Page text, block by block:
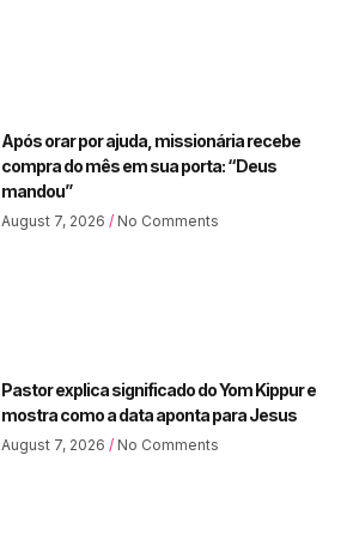
Após orar por ajuda, missionária recebe
compra do mês em sua porta: “Deus
mandou”
August 7, 2026 No Comments
Pastor explica significado do Yom Kippur e
mostra como a data aponta para Jesus
August 7, 2026 No Comments